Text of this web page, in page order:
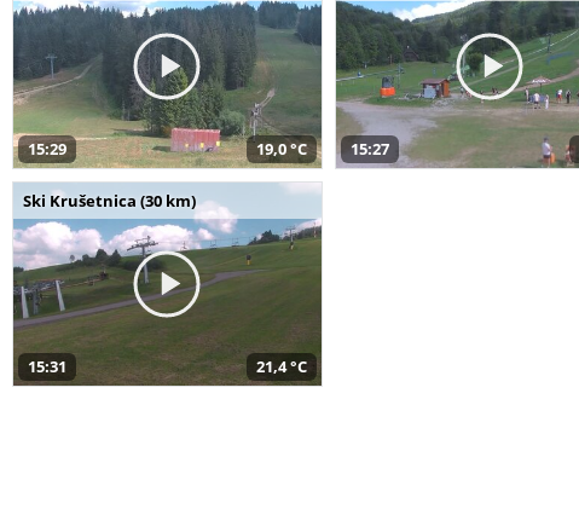
15:29 19,0 °C 15:27
Ski Krušetnica (30 km)
15:31 21,4 °C